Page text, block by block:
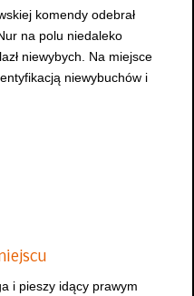
komendy odebrał
na polu niedaleko
niewybych. Na miejsce
niewybuchów i
i pieszy idący prawym